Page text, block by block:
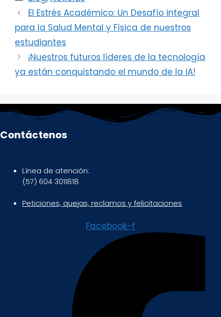
El Estrés Académico: Un Desafío integral
para la Salud Mental y Física de nuestros
estudiantes
¡Nuestros futuros líderes de la tecnología
ya están conquistando el mundo de la IA!
Contáctenos
Línea de atención:
(57) 604 3011818
Peticiones, quejas, reclamos y felicitaciones
Facebook-f